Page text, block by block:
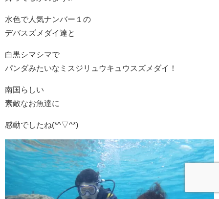
水色で人気ナンバー１の
デバスズメダイ達と
白黒シマシマで
パンダみたいなミスジリュウキュウスズメダイ！
南国らしい
素敵なお魚達に
感動でしたね(*^▽^*)